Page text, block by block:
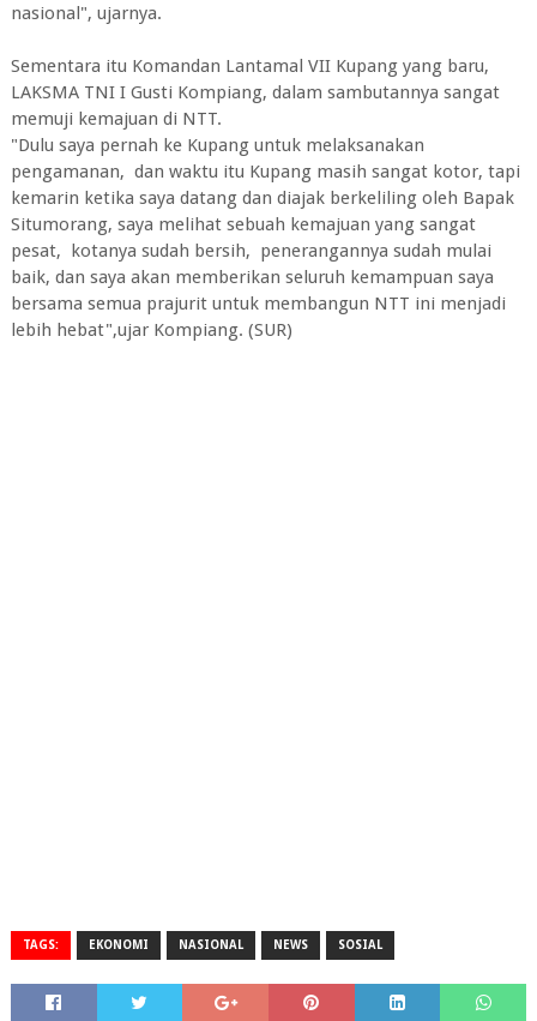
nasional", ujarnya.
Sementara itu Komandan Lantamal VII Kupang yang baru,
LAKSMA TNI I Gusti Kompiang, dalam sambutannya sangat
memuji kemajuan di NTT.
"Dulu saya pernah ke Kupang untuk melaksanakan
pengamanan, dan waktu itu Kupang masih sangat kotor, tapi
kemarin ketika saya datang dan diajak berkeliling oleh Bapak
Situmorang, saya melihat sebuah kemajuan yang sangat
pesat, kotanya sudah bersih, penerangannya sudah mulai
baik, dan saya akan memberikan seluruh kemampuan saya
bersama semua prajurit untuk membangun NTT ini menjadi
lebih hebat",ujar Kompiang. (SUR)
TAGS: EKONOMI NASIONAL NEWS SOSIAL